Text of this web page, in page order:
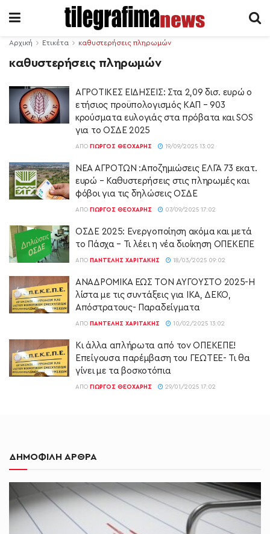
Αρχική Ετικέτα καθυστερήσεις πληρωμών
καθυστερήσεις πληρωμών
ΑΓΡΟΤΙΚΕΣ ΕΙΔΗΣΕΙΣ: Στα 2,09 δισ. ευρώ ο
ετήσιος προϋπολογισμός ΚΑΠ – 903
κρούσματα ευλογιάς στα πρόβατα και SOS
για το ΟΣΔΕ 2025
ΑΠΌ ΓΙΏΡΓΟΣ ΘΕΟΧΆΡΗΣ 19/09/2025 13:02
ΝΕΑ ΑΓΡΟΤΩΝ :Αποζημιώσεις ΕΛΓΑ 73 εκατ.
ευρώ – Καθυστερήσεις στις πληρωμές και
φόβοι για τις δηλώσεις ΟΣΔΕ
ΑΠΌ ΓΙΏΡΓΟΣ ΘΕΟΧΆΡΗΣ 07/09/2025 17:02
ΟΣΔΕ 2025: Ενεργοποίηση ακόμα και μετά
το Πάσχα – Τι λέει η νέα διοίκηση ΟΠΕΚΕΠΕ
ΑΠΌ ΠΑΝΤΕΛΉΣ ΧΑΡΙΤΆΚΗΣ 18/03/2025 09:02
ΑΝΑΔΡΟΜΙΚΑ ΕΩΣ ΤΟΝ ΑΥΓΟΥΣΤΟ 2025-Η
λίστα με τις συντάξεις για ΙΚΑ, ΔΕΚΟ,
Απόστρατους- Παραδείγματα
ΑΠΌ ΠΑΝΤΕΛΉΣ ΧΑΡΙΤΆΚΗΣ 10/02/2025 13:02
Κι άλλα απλήρωτα από τον ΟΠΕΚΕΠΕ!
Επείγουσα παρέμβαση του ΓΕΩΤΕΕ- Τι θα
γίνει με τα βοσκοτόπια
ΑΠΌ ΓΙΏΡΓΟΣ ΘΕΟΧΆΡΗΣ 29/01/2025 17:02
ΔΗΜΟΦΙΛΗ ΑΡΘΡΑ